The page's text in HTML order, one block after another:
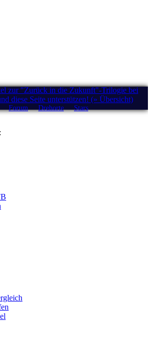
zur "Zurück in die Zukunft"-Trilogie bei
diese Seite unterstützen! (» Übersicht)
Forum Drehorte Stars